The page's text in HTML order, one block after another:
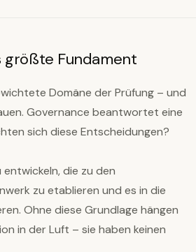
größte Fundament
Domäne der Prüfung – und
Governance beantwortet eine
sich diese Entscheidungen?
die zu den
zu etablieren und es in die
Ohne diese Grundlage hängen
in der Luft – sie haben keinen